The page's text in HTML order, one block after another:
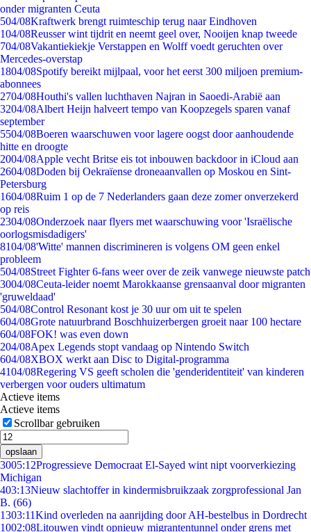
onder migranten Ceuta
504/08Kraftwerk brengt ruimteschip terug naar Eindhoven
104/08Reusser wint tijdrit en neemt geel over, Nooijen knap tweede
704/08Vakantiekiekje Verstappen en Wolff voedt geruchten over
Mercedes-overstap
1804/08Spotify bereikt mijlpaal, voor het eerst 300 miljoen premium-
abonnees
2704/08Houthi's vallen luchthaven Najran in Saoedi-Arabië aan
3204/08Albert Heijn halveert tempo van Koopzegels sparen vanaf
september
5504/08Boeren waarschuwen voor lagere oogst door aanhoudende
hitte en droogte
2004/08Apple vecht Britse eis tot inbouwen backdoor in iCloud aan
2604/08Doden bij Oekraïense droneaanvallen op Moskou en Sint-
Petersburg
1604/08Ruim 1 op de 7 Nederlanders gaan deze zomer onverzekerd
op reis
2304/08Onderzoek naar flyers met waarschuwing voor 'Israëlische
oorlogsmisdadigers'
8104/08'Witte' mannen discrimineren is volgens OM geen enkel
probleem
504/08Street Fighter 6-fans weer over de zeik vanwege nieuwste patch
3004/08Ceuta-leider noemt Marokkaanse grensaanval door migranten
'gruweldaad'
504/08Control Resonant kost je 30 uur om uit te spelen
604/08Grote natuurbrand Boschhuizerbergen groeit naar 100 hectare
604/08FOK! was even down
204/08Apex Legends stopt vandaag op Nintendo Switch
604/08XBOX werkt aan Disc to Digital-programma
4104/08Regering VS geeft scholen die 'genderidentiteit' van kinderen
verbergen voor ouders ultimatum
Actieve items
Actieve items
Scrollbar gebruiken
opslaan
3005:12Progressieve Democraat El-Sayed wint nipt voorverkiezing
Michigan
403:13Nieuw slachtoffer in kindermisbruikzaak zorgprofessional Jan
B. (66)
1303:11Kind overleden na aanrijding door AH-bestelbus in Dordrecht
1002:08Litouwen vindt opnieuw migrantentunnel onder grens met